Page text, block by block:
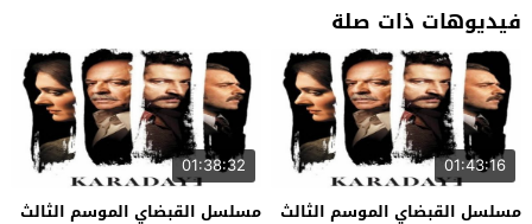
فيديوهات ذات صلة
01:43:16
مسلسل القبضاي الموسم الثالث
01:38:32
مسلسل القبضاي الموسم الثالث